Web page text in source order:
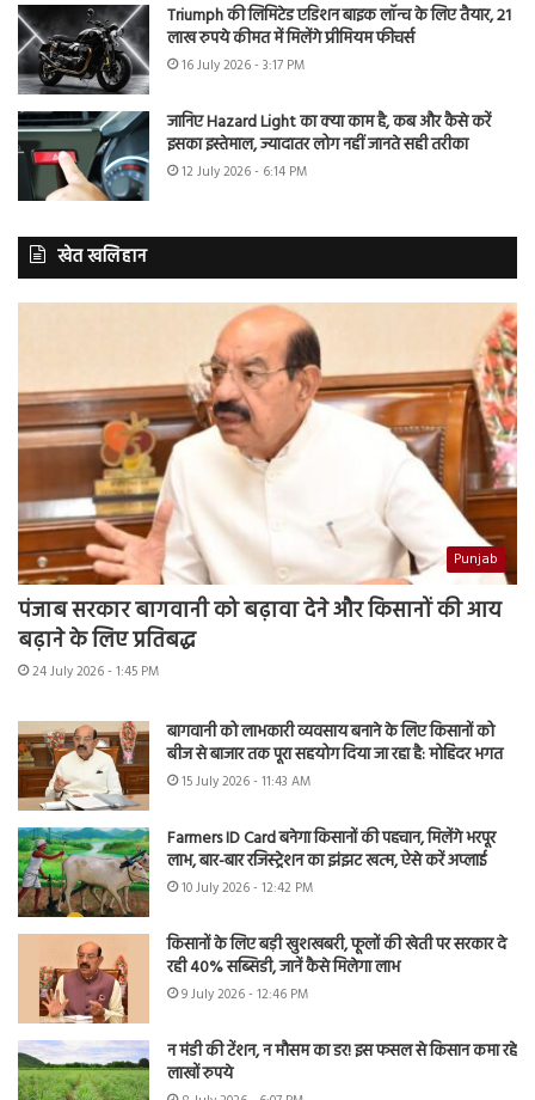
Triumph की लिमिटेड एडिशन बाइक लॉन्च के लिए तैयार, 21
लाख रुपये कीमत में मिलेंगे प्रीमियम फीचर्स
16 July 2026 - 3:17 PM
जानिए Hazard Light का क्या काम है, कब और कैसे करें
इसका इस्तेमाल, ज्यादातर लोग नहीं जानते सही तरीका
12 July 2026 - 6:14 PM
खेत खलिहान
Punjab
पंजाब सरकार बागवानी को बढ़ावा देने और किसानों की आय
बढ़ाने के लिए प्रतिबद्ध
24 July 2026 - 1:45 PM
बागवानी को लाभकारी व्यवसाय बनाने के लिए किसानों को
बीज से बाजार तक पूरा सहयोग दिया जा रहा है: मोहिंदर भगत
15 July 2026 - 11:43 AM
Farmers ID Card बनेगा किसानों की पहचान, मिलेंगे भरपूर
लाभ, बार-बार रजिस्ट्रेशन का झंझट खत्म, ऐसे करें अप्लाई
10 July 2026 - 12:42 PM
किसानों के लिए बड़ी खुशखबरी, फूलों की खेती पर सरकार दे
रही 40% सब्सिडी, जानें कैसे मिलेगा लाभ
9 July 2026 - 12:46 PM
न मंडी की टेंशन, न मौसम का डर! इस फसल से किसान कमा रहे
लाखों रुपये